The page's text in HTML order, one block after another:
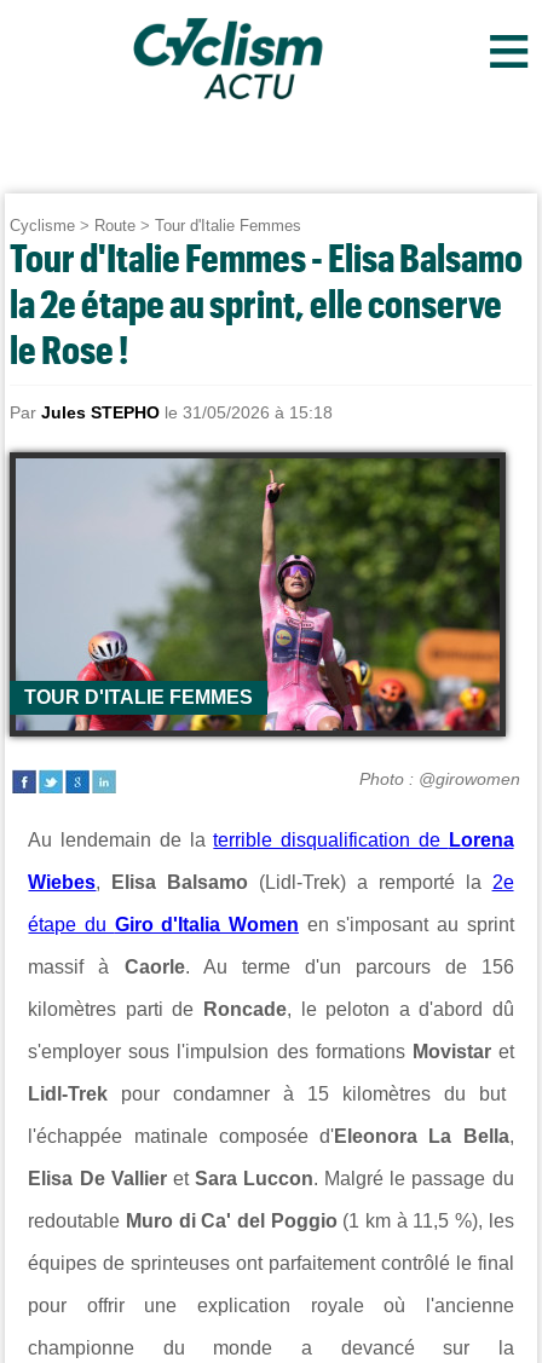
≡
Cyclisme > Route >Tour d'Italie Femmes
Tour d'Italie Femmes - Elisa Balsamo
la 2e étape au sprint, elle conserve
le Rose !
ParJules STEPHO le 31/05/2026 à 15:18
TOUR D'ITALIE FEMMES
Photo : @girowomen
Au lendemain de laterrible disqualification de Lorena
Wiebes, Elisa Balsamo (Lidl-Trek) a remporté la 2e
étape du Giro d'Italia Women en s'imposant au sprint
massif à Caorle. Au terme d'un parcours de 156
kilomètres parti de Roncade, le peloton a d'abord dû
s'employer sous l'impulsion des formations Movistar et
Lidl-Trek pour condamner à 15 kilomètres du but
l'échappée matinale composée d'Eleonora La Bella,
Elisa De Vallieret Sara Luccon. Malgré le passage du
redoutable Muro di Ca' del Poggio (1 km à 11,5 %), les
équipes de sprinteuses ont parfaitement contrôlé le final
pour offrir une explication royale où l'ancienne
championne du monde a devancé sur la